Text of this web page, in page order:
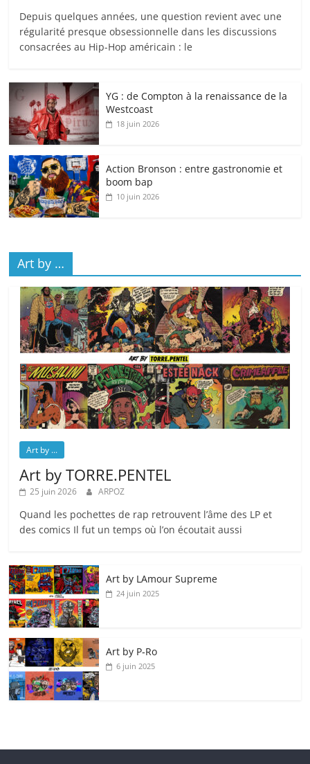
Depuis quelques années, une question revient avec une
régularité presque obsessionnelle dans les discussions
consacrées au Hip-Hop américain : le
YG : de Compton à la renaissance de la
Westcoast
18 juin 2026
Action Bronson : entre gastronomie et
boom bap
10 juin 2026
Art by …
Art by ...
Art by TORRE.PENTEL
25 juin 2026 ARPOZ
Quand les pochettes de rap retrouvent l’âme des LP et
des comics Il fut un temps où l’on écoutait aussi
Art by LAmour Supreme
24 juin 2025
Art by P‑Ro
6 juin 2025